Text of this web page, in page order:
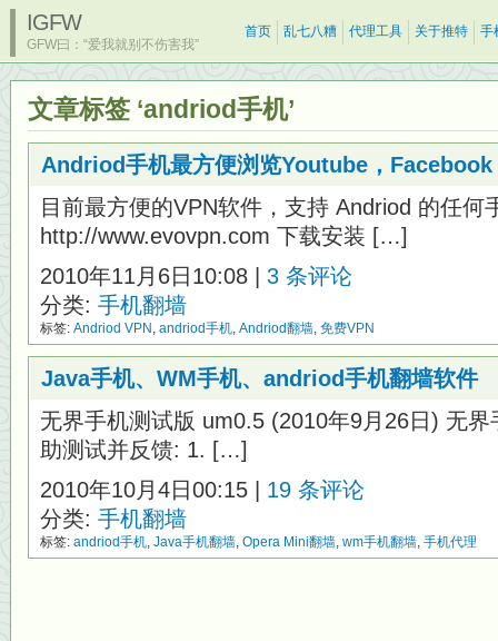
IGFW
GFW曰：“爱我就别不伤害我”
首页 乱七八糟 代理工具 关于推特 手
文章标签 ‘andriod手机’
Andriod手机最方便浏览Youtube，
目前最方便的VPN软件，支持 Andriod 的任何
http://www.evovpn.com 下载安装 […]
2010年11月6日10:08 | 3 条评论
分类: 手机翻墙
标签: Andriod VPN , andriod手机, Andriod翻墙, 免费VPN
Java手机、WM手机、andriod手机翻墙软件
无界手机测试版 um0.5 (2010年9月26日) 无
助测试并反馈: 1. […]
2010年10月4日00:15 | 19 条评论
分类: 手机翻墙
标签: andriod手机, Java手机翻墙, Opera Mini翻墙, wm手机翻墙, 手机代理